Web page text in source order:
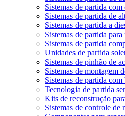
Sistemas de partida
Sistemas de partida de
Sistemas de partida a
Sistemas de partida
Sistemas de partida
Unidades de partida
Sistemas de pinhão de
Sistemas de montagem
Sistemas de partida
Tecnologia de partida
Kits de reconstrução
Sistemas de controle de